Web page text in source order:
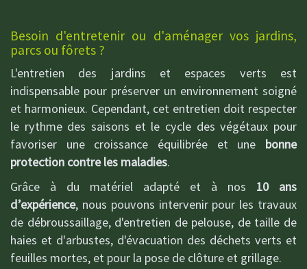
Besoin d'entretenir ou d'aménager vos jardins,
parcs ou fôrets ?
L'entretien des jardins et espaces verts est
indispensable pour préserver un environnement soigné
et harmonieux. Cependant, cet entretien doit respecter
le rythme des saisons et le cycle des végétaux pour
favoriser une croissance équilibrée et une bonne
protection contre les maladies.
Grâce à du matériel adapté et à nos 10 ans
d’expérience, nous pouvons intervenir pour les travaux
de débroussaillage, d'entretien de pelouse, de taille de
haies et d'arbustes, d'évacuation des déchets verts et
feuilles mortes, et pour la pose de clôture et grillage.